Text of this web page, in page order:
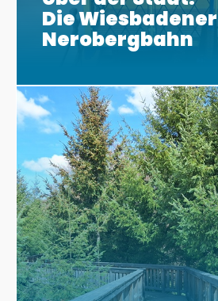
Die Wiesbadener
Nerobergbahn